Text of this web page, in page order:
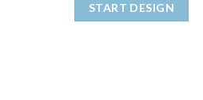
START DESIGN